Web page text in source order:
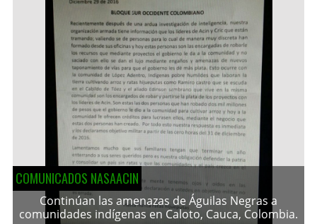
COMUNICADOS NASAACIN
Continúan las amenazas de Águilas Negras a
comunidades indígenas en Caloto, Cauca, Colombia.